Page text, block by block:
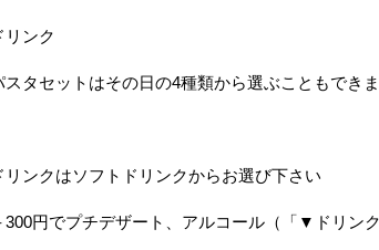
リンク
スタセットはその日の4種類から選ぶこともでき
ンクはソフトドリンクからお選び下さい
円でプチデザート、アルコール（「▼ドリン